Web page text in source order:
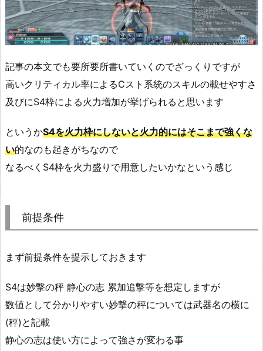
記事の本文でも要所要所書いていくのでざっくりですが
高いクリティカル率によるCスト系統のスキルの載せやすさ
及びにS4枠による火力増加が挙げられると思います
というかS4を火力枠にしないと火力的にはそこまで強くな
い的なのも起きがちなので
なるべくS4枠を火力盛りで用意したいかなという感じ
前提条件
まず前提条件を提示しておきます
S4は妙撃の秤 静心の志 累加追撃等を想定しますが
数値として分かりやすい妙撃の秤については武器名の横に
(秤)と記載
静心の志は使い方によって強さが変わる事